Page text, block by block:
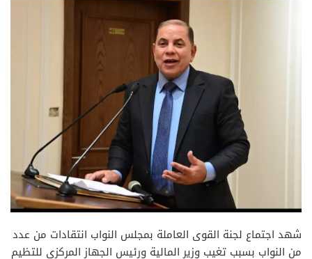
شهد اجتماع لجنة القوى العاملة بمجلس النواب انتقادات من عدد
من النواب بسبب تغيب وزير المالية ورئيس الجهاز المركزي للتظيم